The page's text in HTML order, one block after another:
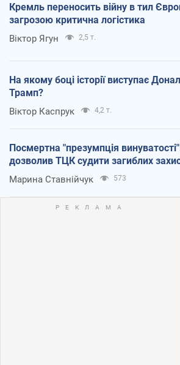
Кремль переносить війну в тил
загрозою критична логістика
Віктор Ягун 2,5 т.
На якому боці історії виступає
Трамп?
Віктор Каспрук 4,2 т.
Посмертна "презумпція
дозволив ТЦК судити загиблих
Марина Ставнійчук 573